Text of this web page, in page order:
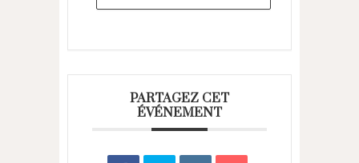
PARTAGEZ CET
ÉVÉNEMENT